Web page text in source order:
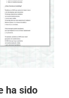
ha sido